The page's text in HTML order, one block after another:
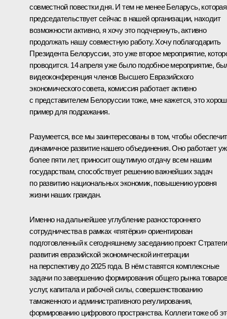
совместной повестки дня. И тем не менее Беларусь, которая
председательствует сейчас в нашей организации, находит
возможности активно, я хочу это подчеркнуть, активно
продолжать нашу совместную работу. Хочу поблагодарить
Президента Белоруссии, это уже второе мероприятие,
проводится. 14 апреля уже было подобное мероприятие,
видеоконференция членов Высшего Евразийского
экономического совета, комиссия работает активно
с представителем Белоруссии тоже, мне кажется, это
пример для подражания.
Разумеется, все мы заинтересованы в том, чтобы
динамичное развитие нашего объединения. Оно работает
более пяти лет, приносит ощутимую отдачу всем нашим
государствам, способствует решению важнейших задач
по развитию национальных экономик, повышению уровня
жизни наших граждан.
Именно на дальнейшее углубление разностороннего
сотрудничества в рамках «пятёрки» ориентирован
подготовленный к сегодняшнему заседанию проект
развития евразийской экономической интеграции
на перспективу до 2025 года. В нём ставятся комплексные
задачи по завершению формирования общего рынка
услуг, капитала и рабочей силы, совершенствованию
таможенного и административного регулирования,
формированию цифрового пространства. Коллеги тоже об